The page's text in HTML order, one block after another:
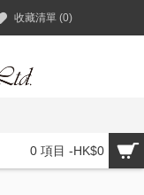
收藏清單 (0)
0 項目 -HK$0